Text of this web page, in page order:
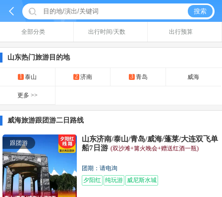
  搜索
全部分类 出行时间/天数 出行预算
山东热门旅游目的地
1 泰山 2 济南 3 青岛 威海
更多 >>
威海旅游跟团游二日路线
跟团游
山东济南/泰山/青岛/威海/蓬莱/大连双飞单
船7日游 (双沙滩+篝火晚会+赠送红酒一瓶)
团期：请电询
夕阳红
纯玩游 威尼斯水城